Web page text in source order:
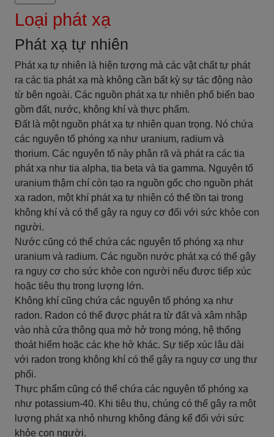
Loại phát xạ
Phát xạ tự nhiên
Phát xạ tự nhiên là hiện tượng mà các vật chất tự phát
ra các tia phát xạ mà không cần bất kỳ sự tác động nào
từ bên ngoài. Các nguồn phát xạ tự nhiên phổ biến bao
gồm đất, nước, không khí và thực phẩm.
Đất là một nguồn phát xạ tự nhiên quan trọng. Nó chứa
các nguyên tố phóng xạ như uranium, radium và
thorium. Các nguyên tố này phân rã và phát ra các tia
phát xạ như tia alpha, tia beta và tia gamma. Nguyên tố
uranium thậm chí còn tạo ra nguồn gốc cho nguồn phát
xạ radon, một khí phát xạ tự nhiên có thể tồn tại trong
không khí và có thể gây ra nguy cơ đối với sức khỏe con
người.
Nước cũng có thể chứa các nguyên tố phóng xạ như
uranium và radium. Các nguồn nước phát xạ có thể gây
ra nguy cơ cho sức khỏe con người nếu được tiếp xúc
hoặc tiêu thụ trong lượng lớn.
Không khí cũng chứa các nguyên tố phóng xạ như
radon. Radon có thể được phát ra từ đất và xâm nhập
vào nhà cửa thông qua mở hở trong móng, hệ thống
thoát hiểm hoặc các khe hở khác. Sự tiếp xúc lâu dài
với radon trong không khí có thể gây ra nguy cơ ung thư
phổi.
Thực phẩm cũng có thể chứa các nguyên tố phóng xạ
như potassium-40. Khi tiêu thụ, chúng có thể gây ra một
lượng phát xạ nhỏ nhưng không đáng kể đối với sức
khỏe con người.